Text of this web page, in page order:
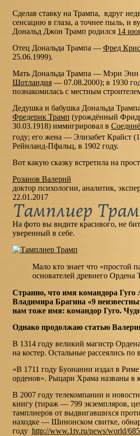
Сделав ставку на Трампа, вдруг
сенсацию в глаза, а точнее пыль, и
Дональд Джон Трамп родился 14
Отец Дональда Трампа — Фред
25.06.1999).
Мать Дональда Трампа — Мэри Энн
Шотландия— 07.08.2000); в 1930
познакомилась с местным
Дедушка и бабушка Дональда
Фредерик Трамп (урождённый
30.03.1918) иммигрировал в
году; его жена — Элизабет Крайст
Рейнланд-Пфальц, в 1902 году.
Вот какую сказку встретила на
Розанов Валерий
доктор психологии, аналитик,
22.01.2017
Тамплиер
На фото вы видите красивого, не
уверенный в себе.
Мало кто знает что «простой
основателей древнего
Странно, что имя командора Гуго
Владимира Брагина «9
нам тоже имя: командор Гуго.
Однако продолжаю статью
В 1314 году великий магистр
на костер. Остальные рассеялись
«В 1711 году Буонанни издал в
орденов». Рыцари Храма названы в
В 2007 году телекомпании и
книгу (тираж — 799 экземпляров,
тамплиеров от выдвигавшихся
нaходке — Шинонском свитке,
году http://www.1tv.ru/news/world/